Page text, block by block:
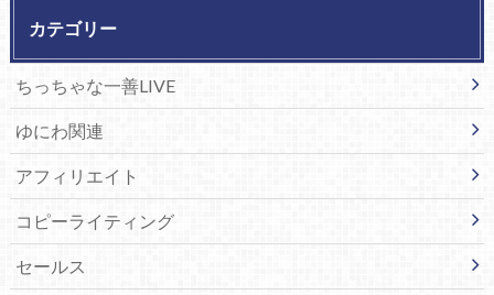
カテゴリー
ちっちゃな一善LIVE
ゆにわ関連
アフィリエイト
コピーライティング
セールス